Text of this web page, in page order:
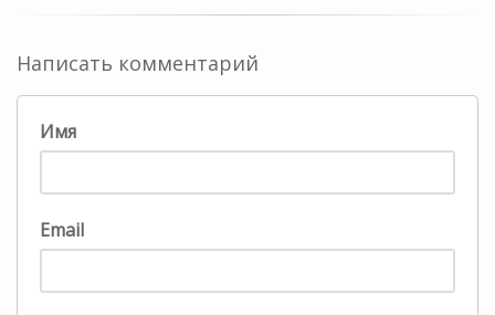
Написать комментарий
Имя
Email